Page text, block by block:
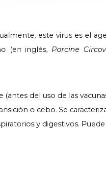
este virus es el
(en inglés, Porcine
del uso de las
o cebo. Se
y digestivos. Puede